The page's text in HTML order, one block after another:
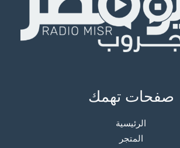
صفحات تهمك
الرئيسية
المتجر